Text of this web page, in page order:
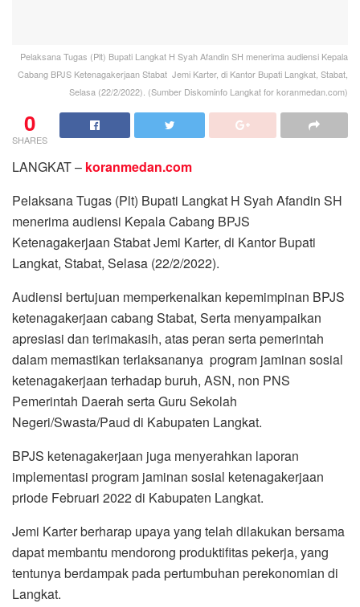
Pelaksana Tugas (Plt) Bupati Langkat H Syah Afandin SH menerima audiensi Kepala
Cabang BPJS Ketenagakerjaan Stabat Jemi Karter, di Kantor Bupati Langkat, Stabat,
Selasa (22/2/2022). (Sumber Diskominfo Langkat for koranmedan.com)
0
SHARES
LANGKAT – koranmedan.com
Pelaksana Tugas (Plt) Bupati Langkat H Syah Afandin SH
menerima audiensi Kepala Cabang BPJS
Ketenagakerjaan Stabat Jemi Karter, di Kantor Bupati
Langkat, Stabat, Selasa (22/2/2022).
Audiensi bertujuan memperkenalkan kepemimpinan BPJS
ketenagakerjaan cabang Stabat, Serta menyampaikan
apresiasi dan terimakasih, atas peran serta pemerintah
dalam memastikan terlaksananya program jaminan sosial
ketenagakerjaan terhadap buruh, ASN, non PNS
Pemerintah Daerah serta Guru Sekolah
Negeri/Swasta/Paud di Kabupaten Langkat.
BPJS ketenagakerjaan juga menyerahkan laporan
implementasi program jaminan sosial ketenagakerjaan
priode Februari 2022 di Kabupaten Langkat.
Jemi Karter berharap upaya yang telah dilakukan bersama
dapat membantu mendorong produktifitas pekerja, yang
tentunya berdampak pada pertumbuhan perekonomian di
Langkat.